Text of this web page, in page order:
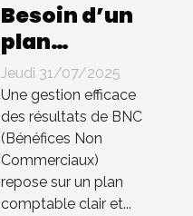
Besoin d’un
plan
comptable
pour BNC ?
Compta 4
You
s’occupe de
tout !
Jeudi 31/07/2025
Une gestion efficace
des résultats de BNC
(Bénéfices Non
Commerciaux)
repose sur un plan
comptable clair et...